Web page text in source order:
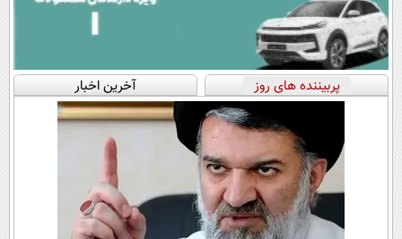
پربیننده های روز آخرین اخبار